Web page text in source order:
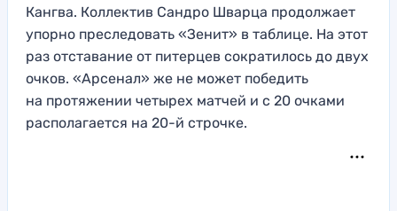
Кангва. Коллектив Сандро Шварца продолжает
упорно преследовать «Зенит» в таблице. На этот
раз отставание от питерцев сократилось до двух
очков. «Арсенал» же не может победить
на протяжении четырех матчей и с 20 очками
располагается на 20-й строчке.